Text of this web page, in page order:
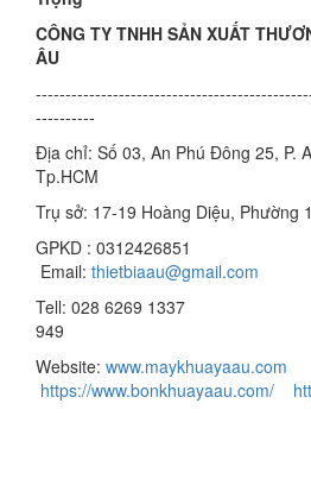
CÔNG TY TNHH SẢN XUẤT
ÂU
----------
Địa chỉ: Số 03, An Phú Đông 25, P.
Tp.HCM
Trụ sở: 17-19 Hoàng Diệu, Phường
GPKD : 0312426851
Email: thietbiaau@gmail.com
Tell: 028 6269 1337
949
Website: www.maykhuayaau.com
https://www.bonkhuayaau.com/